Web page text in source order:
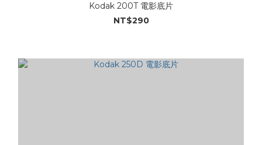
Kodak 200T 電影底片
NT$290